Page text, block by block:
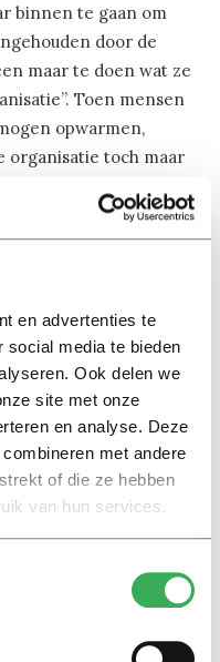
en advertenties te
social media te bieden
Ook delen we
site met onze
en analyse. Deze
met andere
of die ze hebben
van hun services.
binnen te gaan om
door de
maar te doen wat ze
Toen mensen
opwarmen,
organisatie toch maar
gebeuren,
Wouw dat er wat
bleven staan.
geholpen worden en
Het werd duwen
de boel niet rustig
een aantal
met de beveiliging
zo ordelijk mogelijk
aanwezig om orde in
helpen achter de